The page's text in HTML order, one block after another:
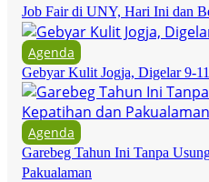
Job Fair di UNY, Hari Ini dan
Agenda
Gebyar Kulit Jogja, Digelar 9-
Agenda
Garebeg Tahun Ini Tanpa
Pakualaman